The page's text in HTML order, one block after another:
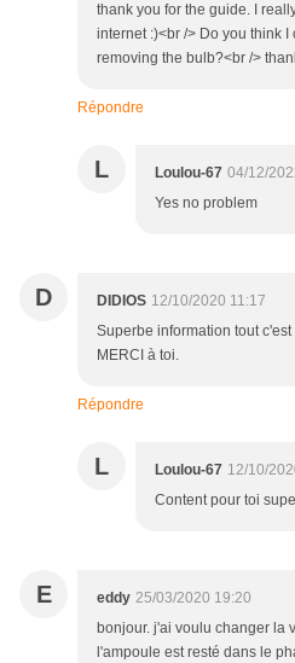
thank you for the guide. I
internet :)<br /> Do you think
removing the bulb?<br />
Répondre
L Loulou-67 04/12/
Yes no problem
D DIDIOS 12/10/2020 11:17
Superbe information tout
MERCI à toi.
Répondre
L Loulou-67 12/10/
Content pour toi
E eddy 25/03/2020 19:20
bonjour. j'ai voulu changer la
l'ampoule est resté dans le